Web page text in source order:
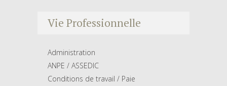
Vie Professionnelle
Administration
ANPE / ASSEDIC
Conditions de travail / Paie